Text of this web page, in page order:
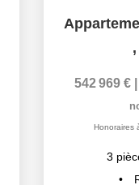
542 969 €
Honoraires
3